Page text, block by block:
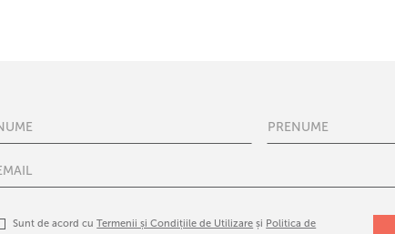
Sunt de acord cuTermenii și Condițiile de Utilizare și Politica de